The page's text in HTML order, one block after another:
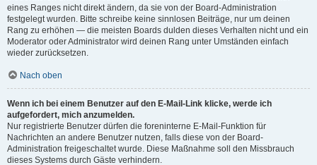
eines Ranges nicht direkt ändern, da sie von der Board-Administration
festgelegt wurden. Bitte schreibe keine sinnlosen Beiträge, nur um deinen
Rang zu erhöhen — die meisten Boards dulden dieses Verhalten nicht und ein
Moderator oder Administrator wird deinen Rang unter Umständen einfach
wieder zurücksetzen.
Nach oben
Wenn ich bei einem Benutzer auf den E-Mail-Link klicke, werde ich
aufgefordert, mich anzumelden.
Nur registrierte Benutzer dürfen die foreninterne E-Mail-Funktion für
Nachrichten an andere Benutzer nutzen, falls diese von der Board-
Administration freigeschaltet wurde. Diese Maßnahme soll den Missbrauch
dieses Systems durch Gäste verhindern.